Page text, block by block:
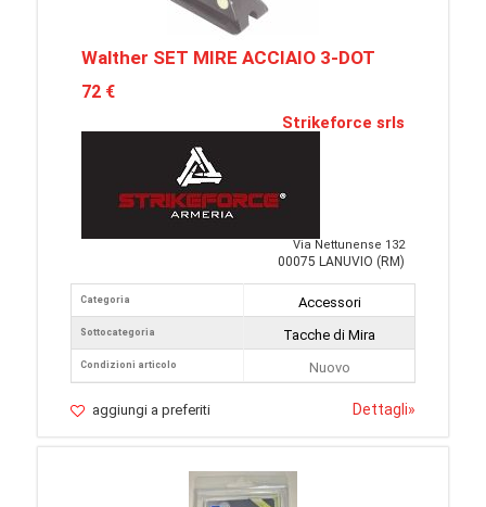
Walther SET MIRE ACCIAIO 3-DOT
72 €
Strikeforce srls
Via Nettunense 132
00075 LANUVIO (RM)
Categoria
Sottocategoria
Condizioni articolo
Accessori
Tacche di Mira
Nuovo
aggiungi a preferiti Dettagli»